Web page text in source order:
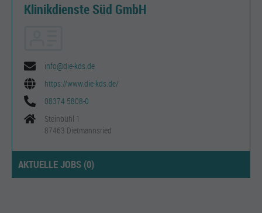
Klinikdienste Süd GmbH
info@die-kds.de
https://www.die-kds.de/
08374 5808-0
Steinbühl 1
87463 Dietmannsried
AKTUELLE JOBS (0)